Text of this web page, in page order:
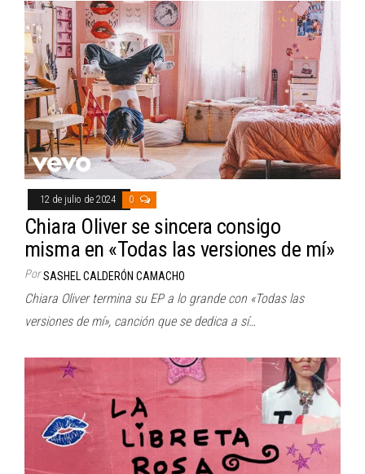
12 de julio de 2024 0
Chiara Oliver se sincera consigo
misma en «Todas las versiones de mí»
Por SASHEL CALDERÓN CAMACHO
Chiara Oliver termina su EP a lo grande con «Todas las
versiones de mí», canción que se dedica a sí…